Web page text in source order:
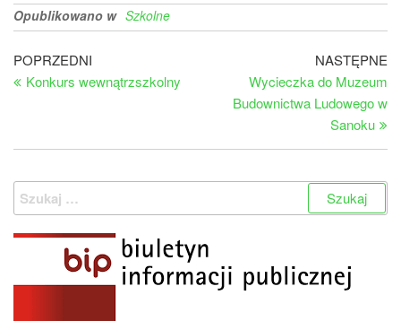
Opublikowano w Szkolne
Nawigacja
wpisu
Poprzedni
wpis
POPRZEDNI
Konkurs wewnątrzszkolny
NASTĘPNE
Wycieczka do Muzeum
Budownictwa Ludowego w
Sanoku
Szukaj: